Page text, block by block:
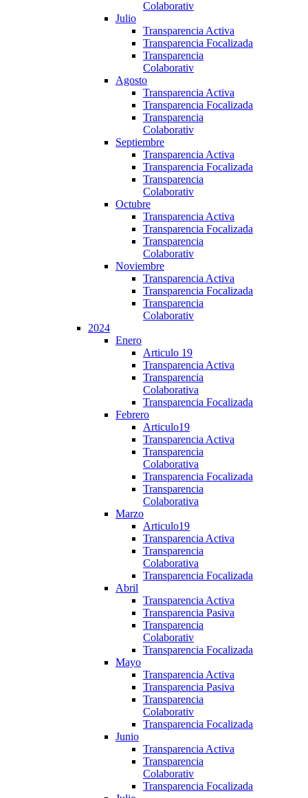
Colaborativ
Julio
Transparencia Activa
Transparencia Focalizada
Transparencia
Colaborativ
Agosto
Transparencia Activa
Transparencia Focalizada
Transparencia
Colaborativ
Septiembre
Transparencia Activa
Transparencia Focalizada
Transparencia
Colaborativ
Octubre
Transparencia Activa
Transparencia Focalizada
Transparencia
Colaborativ
Noviembre
Transparencia Activa
Transparencia Focalizada
Transparencia
Colaborativ
2024
Enero
Articulo 19
Transparencia Activa
Transparencia
Colaborativa
Transparencia Focalizada
Febrero
Articulo19
Transparencia Activa
Transparencia
Colaborativa
Transparencia Focalizada
Transparencia
Colaborativa
Marzo
Articulo19
Transparencia Activa
Transparencia
Colaborativa
Transparencia Focalizada
Abril
Transparencia Activa
Transparencia Pasiva
Transparencia
Colaborativ
Transparencia Focalizada
Mayo
Transparencia Activa
Transparencia Pasiva
Transparencia
Colaborativ
Transparencia Focalizada
Junio
Transparencia Activa
Transparencia
Colaborativ
Transparencia Focalizada